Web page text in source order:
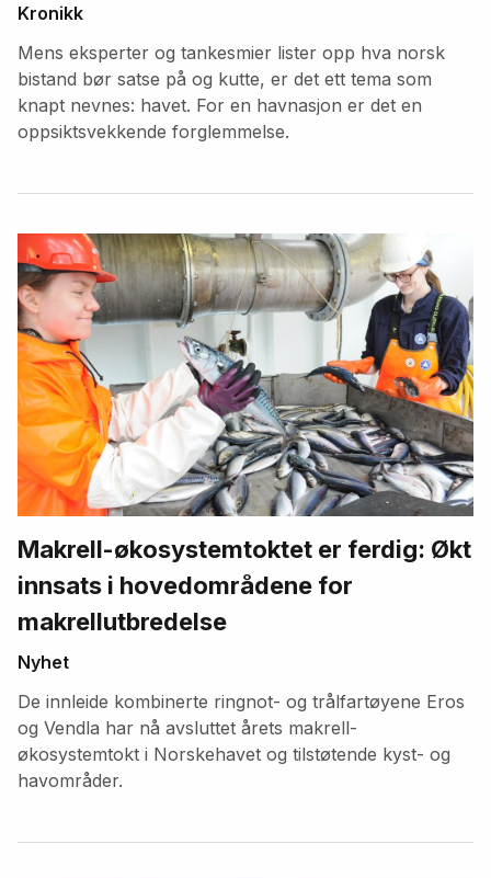
Kronikk
Mens eksperter og tankesmier lister opp hva norsk
bistand bør satse på og kutte, er det ett tema som
knapt nevnes: havet. For en havnasjon er det en
oppsiktsvekkende forglemmelse.
Makrell-økosystemtoktet er ferdig: Økt
innsats i hovedområdene for
makrellutbredelse
Nyhet
De innleide kombinerte ringnot- og trålfartøyene Eros
og Vendla har nå avsluttet årets makrell-
økosystemtokt i Norskehavet og tilstøtende kyst- og
havområder.